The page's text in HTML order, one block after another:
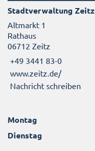
Stadtverwaltung Zeitz
Altmarkt 1
Rathaus
06712 Zeitz
+49 3441 83-0
www.zeitz.de/
Nachricht schreiben
Montag
Dienstag